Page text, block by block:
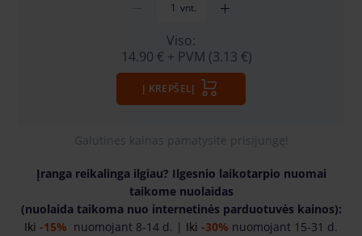
vnt.
Viso:
14.90 € + PVM (3.13 €)
Į KREPŠELĮ
Galutines kainas pamatysite prisijungę!
Įranga reikalinga ilgiau? Ilgesnio laikotarpio nuomai
taikome nuolaidas
(nuolaida taikoma nuo internetinės parduotuvės kainos):
Iki -15% nuomojant 8-14 d. | Iki -30% nuomojant 15-31 d.